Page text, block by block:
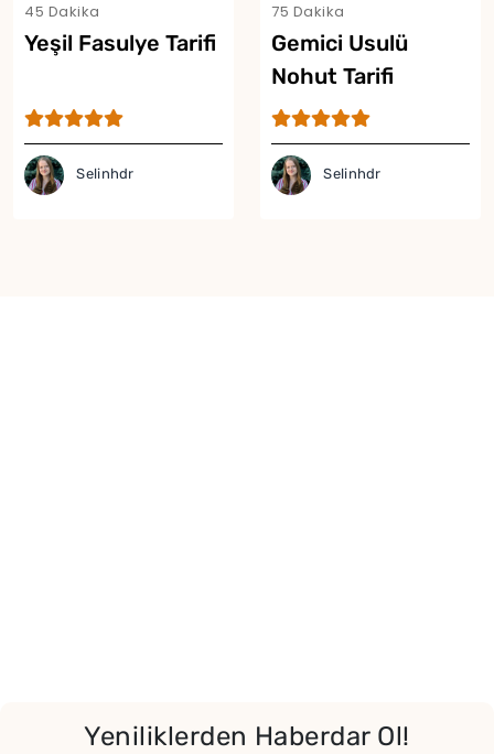
45 Dakika
Yeşil Fasulye Tarifi
Selinhdr
75 Dakika
Gemici Usulü
Nohut Tarifi
Selinhdr
Yeniliklerden Haberdar Ol!